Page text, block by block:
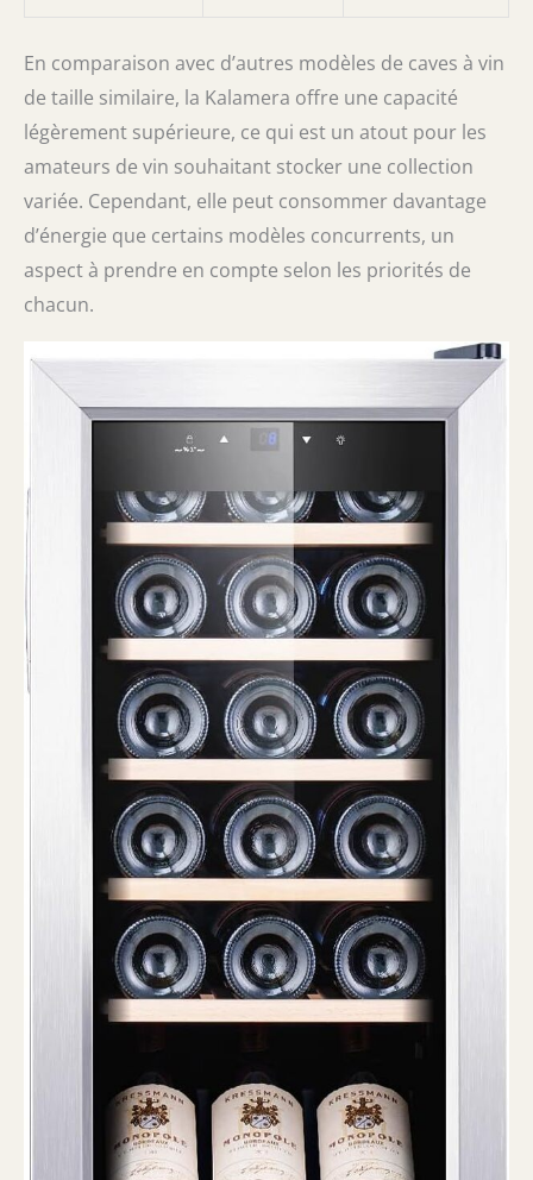
En comparaison avec d’autres modèles de caves à vin
de taille similaire, la Kalamera offre une capacité
légèrement supérieure, ce qui est un atout pour les
amateurs de vin souhaitant stocker une collection
variée. Cependant, elle peut consommer davantage
d’énergie que certains modèles concurrents, un
aspect à prendre en compte selon les priorités de
chacun.